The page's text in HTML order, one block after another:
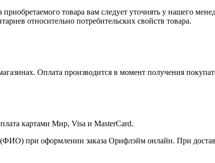
товара вам следует уточнять у нашего
относительно потребительских свойств товара.
Оплата производится в момент получения
картами Мир, Visa и MasterCard.
при оформлении заказа Орифлэйм онлайн. При